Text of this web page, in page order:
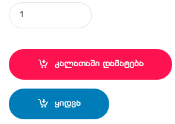
King K 375 მტვერსასრუტი quantity
კალათაში დამატება
ყიდვა